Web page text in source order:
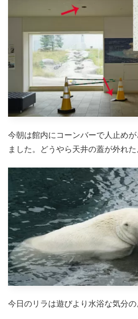
今朝は館内にコーンバーで人止め
ました。どうやら天井の蓋が外れた
今日のリラは遊びより水浴な気分の